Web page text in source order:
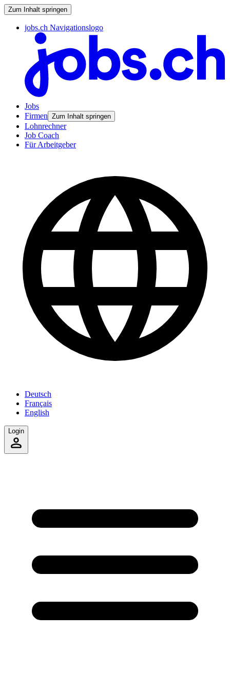
Zum Inhalt springen
jobs.ch Navigationslogo
Jobs
Firmen Zum Inhalt springen
Lohnrechner
Job Coach
Für Arbeitgeber
Deutsch
Français
English
Login